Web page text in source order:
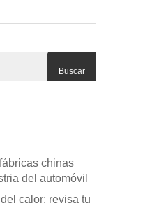
chinas
del automóvil
calor: revisa tu